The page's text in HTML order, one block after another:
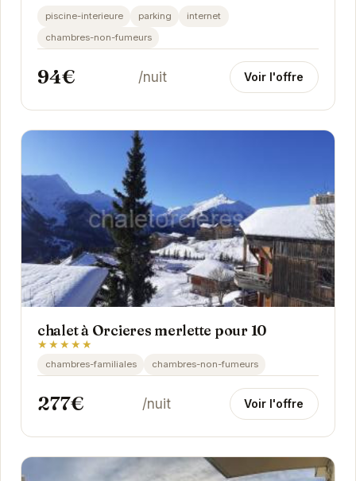
familles et les groupes d'amis jusqu'à 6...
piscine-interieure parking
internet
chambres-non-fumeurs
94€ /nuit Voir l'offre
chalet à Orcieres merlette pour 10
★★★★★
chambres-familiales chambres-non-fumeurs
277€ /nuit Voir l'offre